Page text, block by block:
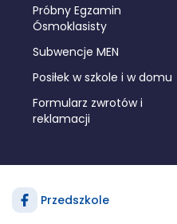
Próbny Egzamin
Ósmoklasisty
Subwencje MEN
Posiłek w szkole i w domu
Formularz zwrotów i
reklamacji
Przedszkole